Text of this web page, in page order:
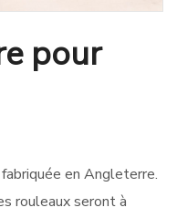
pour
en Angleterre.
rouleaux seront à